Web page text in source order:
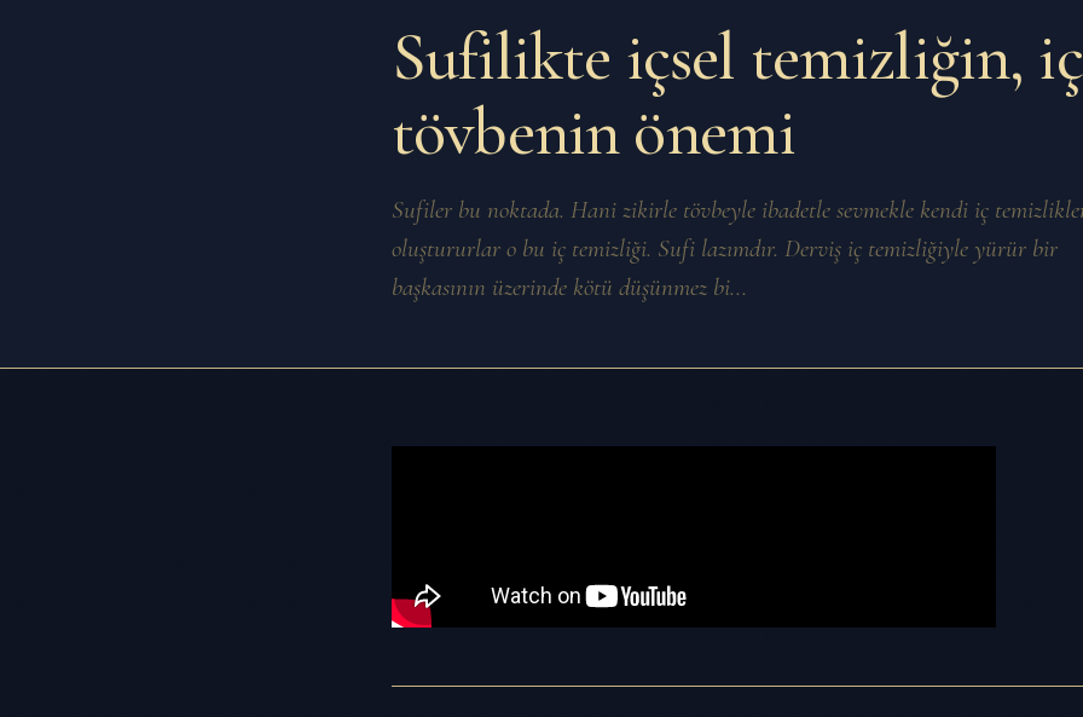
Sufilikte içsel temizliğin,
tövbenin önemi
Sufiler bu noktada. Hani zikirle tövbeyle ibadetle sevmekle kendi iç
oluştururlar o bu iç temizliği. Sufi lazımdır. Derviş iç temizliğiyle yürür bir
başkasının üzerinde kötü düşünmez bi...